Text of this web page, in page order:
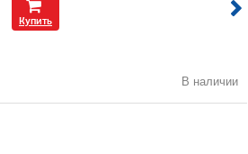
Купить
В наличии